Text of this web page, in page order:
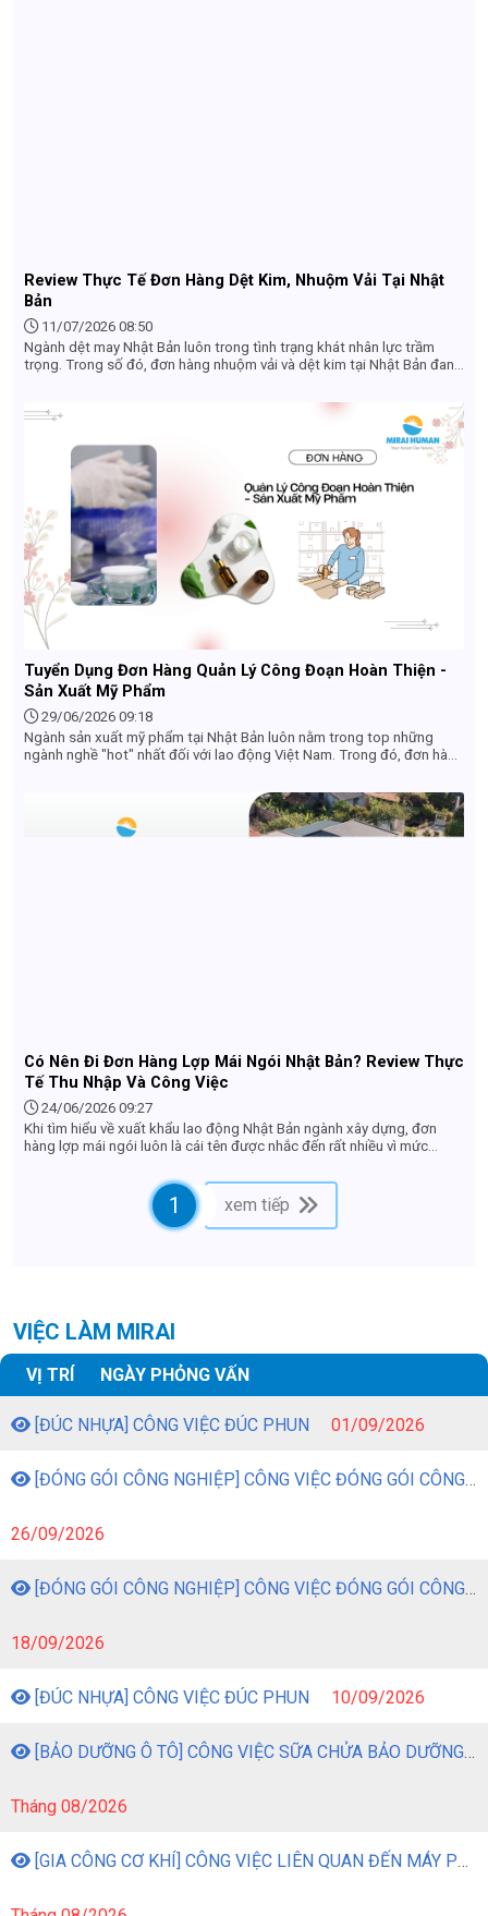
Review Thực Tế Đơn Hàng Dệt Kim, Nhuộm Vải Tại Nhật
Bản
11/07/2026 08:50
Ngành dệt may Nhật Bản luôn trong tình trạng khát nhân lực trầm
trọng. Trong số đó, đơn hàng nhuộm vải và dệt kim tại Nhật Bản đang
thu nhập ổn định, việc làm thêm nhiều và điều kiện tuyển dụng không
quá khắt khe. Nếu bạn đang tìm hiểu về công việc này để đi xuất khẩu
lao động Nhật Bản, bài viết dưới đây sẽ cung cấp cho bạn cái nhìn
thực tế và chi tiết nhất.
Tuyển Dụng Đơn Hàng Quản Lý Công Đoạn Hoàn Thiện -
Sản Xuất Mỹ Phẩm
29/06/2026 09:18
Ngành sản xuất mỹ phẩm tại Nhật Bản luôn nằm trong top những
ngành nghề "hot" nhất đối với lao động Việt Nam. Trong đó, đơn hàng
trường làm việc sạch sẽ, công việc không quá nặng nhọc và cơ hội
với mức lương hấp dẫn, hãy cùng tìm hiểu chi tiết về đơn hàng này
qua bài viết dưới đây.
Có Nên Đi Đơn Hàng Lợp Mái Ngói Nhật Bản? Review Thực
Tế Thu Nhập Và Công Việc
24/06/2026 09:27
Khi tìm hiểu về xuất khẩu lao động Nhật Bản ngành xây dựng, đơn
hàng lợp mái ngói luôn là cái tên được nhắc đến rất nhiều vì mức
trên cao có nguy hiểm không?", "Công việc có vất vả lắm không?" hay
"Thu nhập thực tế nhận về là bao nhiêu?". Bài viết này sẽ review chi
tiết và khách quan nhất về đơn hàng lợp mái ngói ở Nhật Bản để giúp
bạn có cái nhìn chuẩn xác trước khi quyết định nộp hồ sơ.
1 xem tiếp
VIỆC LÀM MIRAI
VỊ TRÍ NGÀY PHỎNG VẤN
[ĐÚC NHỰA] CÔNG VIỆC ĐÚC PHUN 01/09/2026
[ĐÓNG GÓI CÔNG NGHIỆP] CÔNG VIỆC ĐÓNG GÓI CÔNG NGHIỆP
26/09/2026
[ĐÓNG GÓI CÔNG NGHIỆP] CÔNG VIỆC ĐÓNG GÓI CÔNG NGHIỆP
18/09/2026
[ĐÚC NHỰA] CÔNG VIỆC ĐÚC PHUN 10/09/2026
[BẢO DƯỠNG Ô TÔ] CÔNG VIỆC SỮA CHỬA BẢO DƯỠNG Ô TÔ
Tháng 08/2026
[GIA CÔNG CƠ KHÍ] CÔNG VIỆC LIÊN QUAN ĐẾN MÁY PHAY